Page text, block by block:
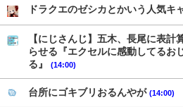
ドラクエのゼシカとかいう人気キ
【にじさんじ】五木、長尾に表計
らせる『エクセルに感動してるお
る』
(14:00)
台所にゴキブリおるんやが (14:00)